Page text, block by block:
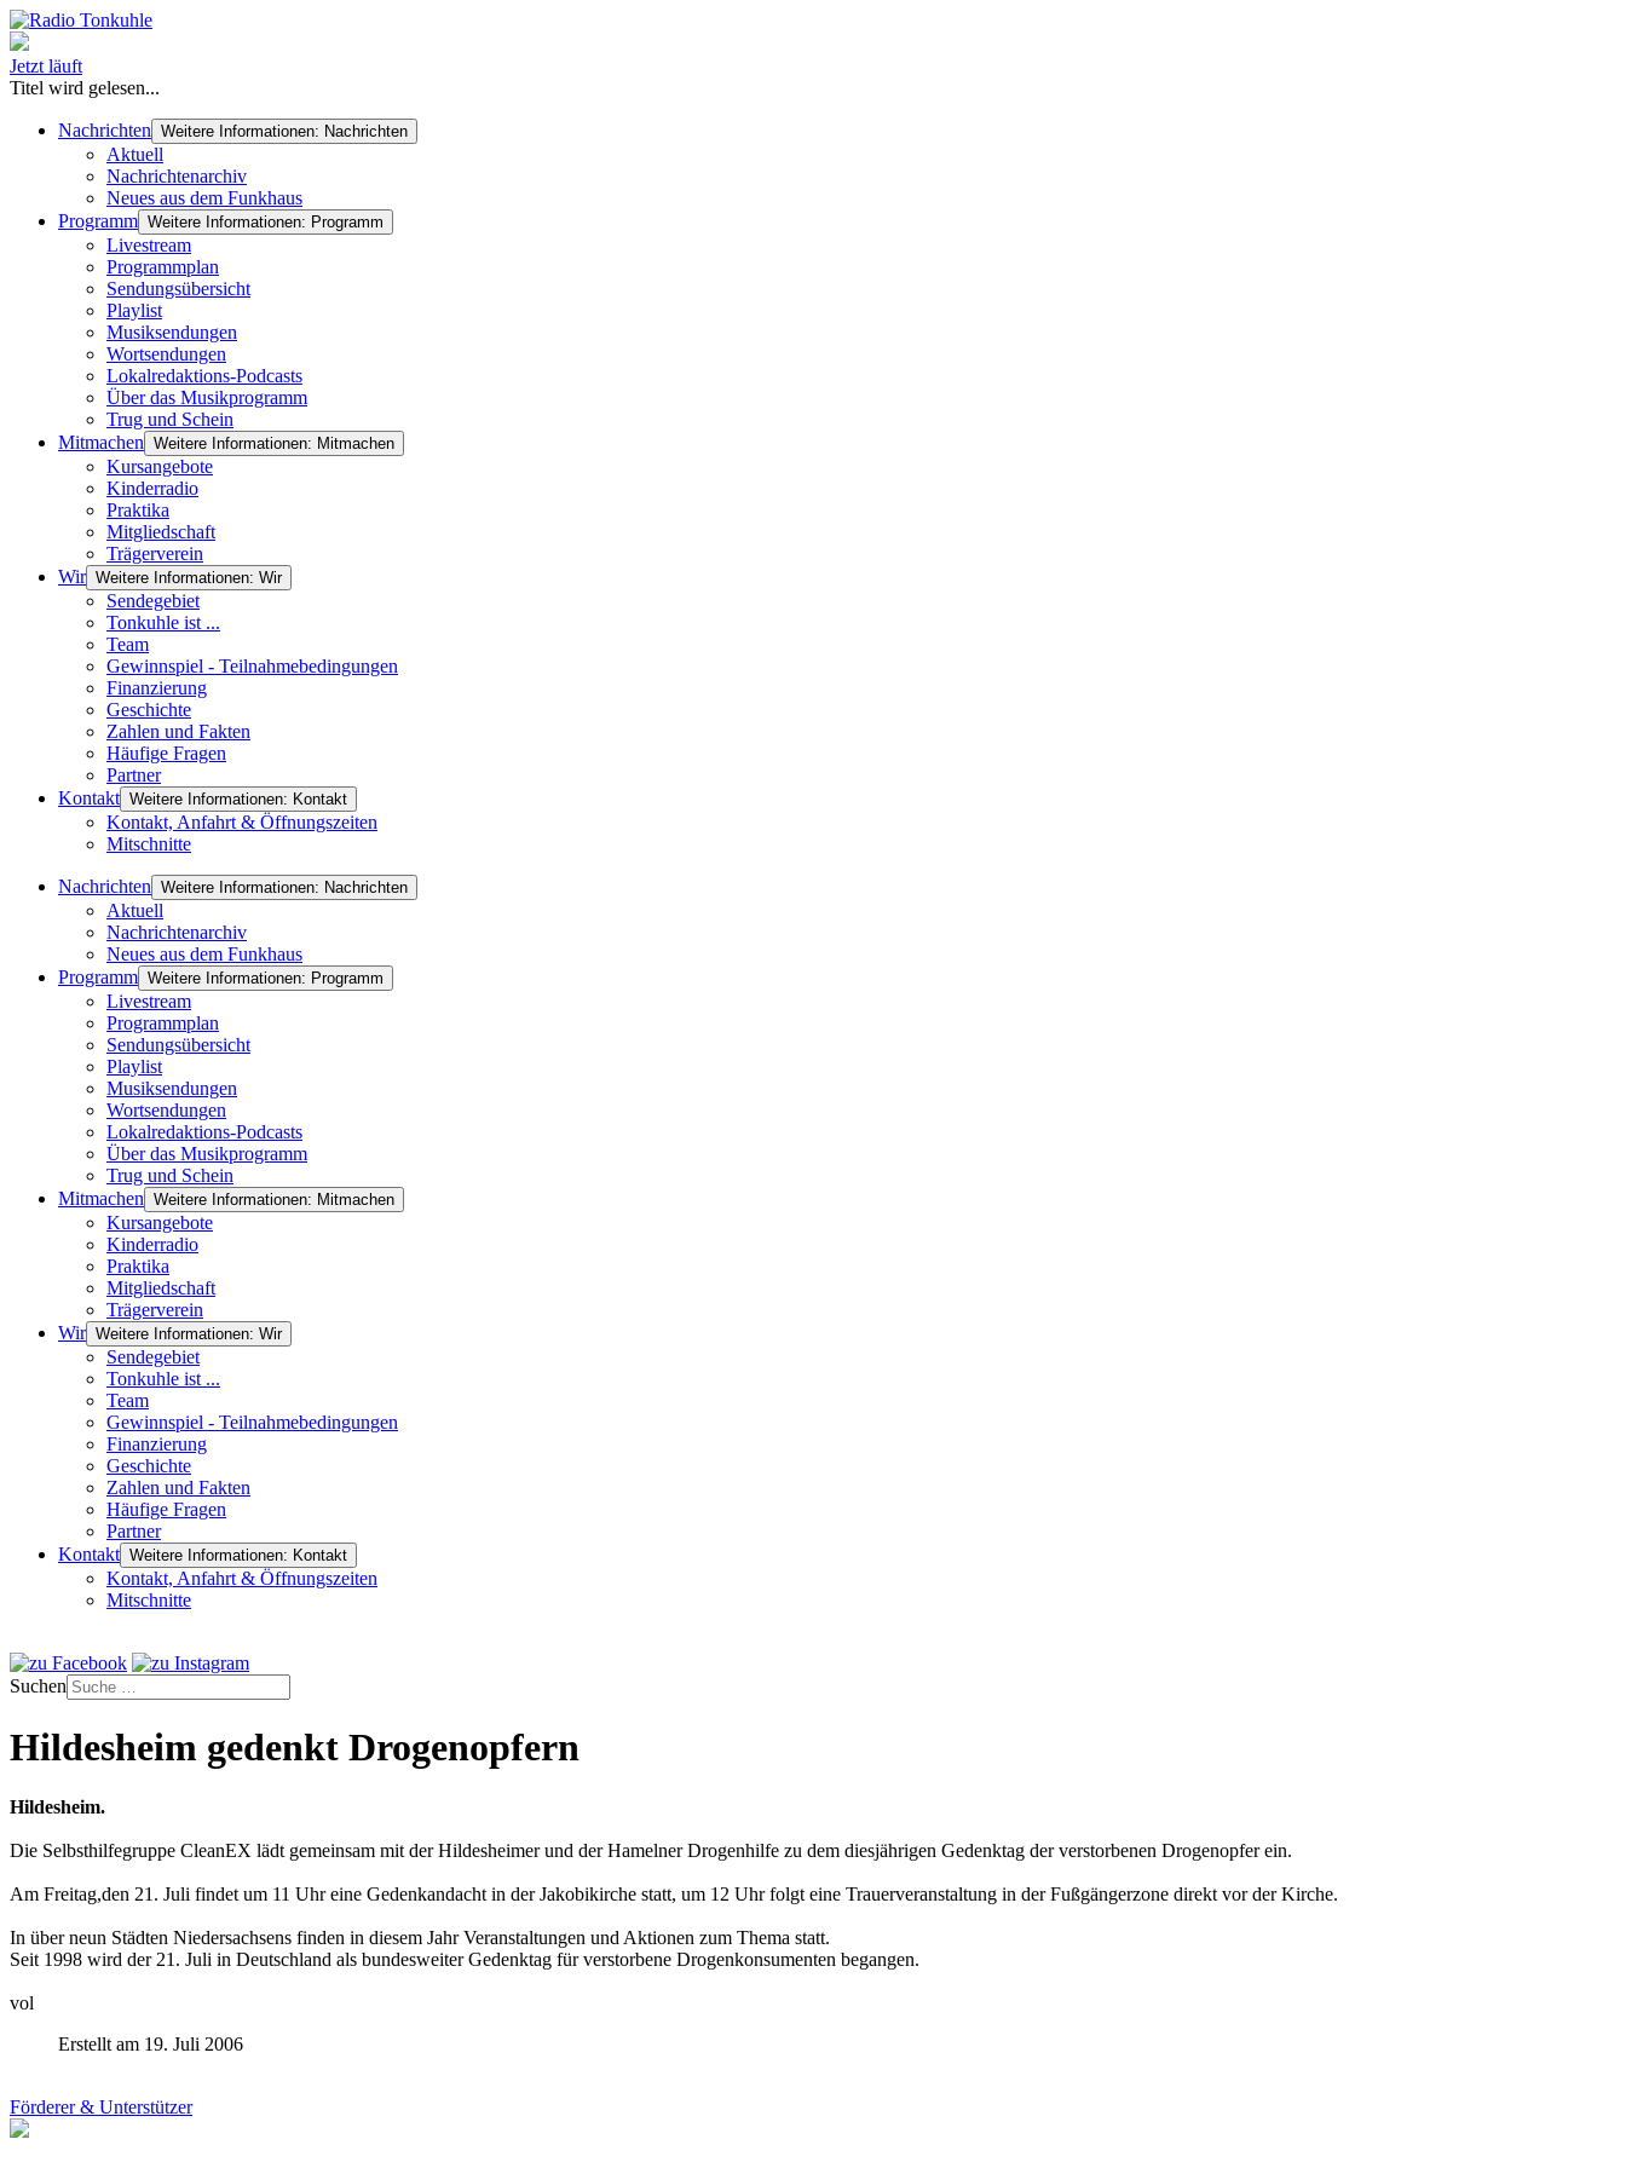
Jetzt läuft
Titel wird gelesen...
Nachrichten Weitere Informationen: Nachrichten
Aktuell
Nachrichtenarchiv
Neues aus dem Funkhaus
Programm Weitere Informationen: Programm
Livestream
Programmplan
Sendungsübersicht
Playlist
Musiksendungen
Wortsendungen
Lokalredaktions-Podcasts
Über das Musikprogramm
Trug und Schein
Mitmachen Weitere Informationen: Mitmachen
Kursangebote
Kinderradio
Praktika
Mitgliedschaft
Trägerverein
Wir Weitere Informationen: Wir
Sendegebiet
Tonkuhle ist ...
Team
Gewinnspiel - Teilnahmebedingungen
Finanzierung
Geschichte
Zahlen und Fakten
Häufige Fragen
Partner
Kontakt Weitere Informationen: Kontakt
Kontakt, Anfahrt & Öffnungszeiten
Mitschnitte
Nachrichten Weitere Informationen: Nachrichten
Aktuell
Nachrichtenarchiv
Neues aus dem Funkhaus
Programm Weitere Informationen: Programm
Livestream
Programmplan
Sendungsübersicht
Playlist
Musiksendungen
Wortsendungen
Lokalredaktions-Podcasts
Über das Musikprogramm
Trug und Schein
Mitmachen Weitere Informationen: Mitmachen
Kursangebote
Kinderradio
Praktika
Mitgliedschaft
Trägerverein
Wir Weitere Informationen: Wir
Sendegebiet
Tonkuhle ist ...
Team
Gewinnspiel - Teilnahmebedingungen
Finanzierung
Geschichte
Zahlen und Fakten
Häufige Fragen
Partner
Kontakt Weitere Informationen: Kontakt
Kontakt, Anfahrt & Öffnungszeiten
Mitschnitte
Suchen
Hildesheim gedenkt Drogenopfern
Hildesheim.
Die Selbsthilfegruppe CleanEX lädt gemeinsam mit der Hildesheimer und der Hamelner Drogenhilfe zu dem diesjährigen Gedenktag der verstorbenen Drogenopfer ein.
Am Freitag,den 21. Juli findet um 11 Uhr eine Gedenkandacht in der Jakobikirche statt, um 12 Uhr folgt eine Trauerveranstaltung in der Fußgängerzone direkt vor der Kirche.
In über neun Städten Niedersachsens finden in diesem Jahr Veranstaltungen und Aktionen zum Thema statt.
Seit 1998 wird der 21. Juli in Deutschland als bundesweiter Gedenktag für verstorbene Drogenkonsumenten begangen.
vol
Erstellt am 19. Juli 2006
Förderer & Unterstützer